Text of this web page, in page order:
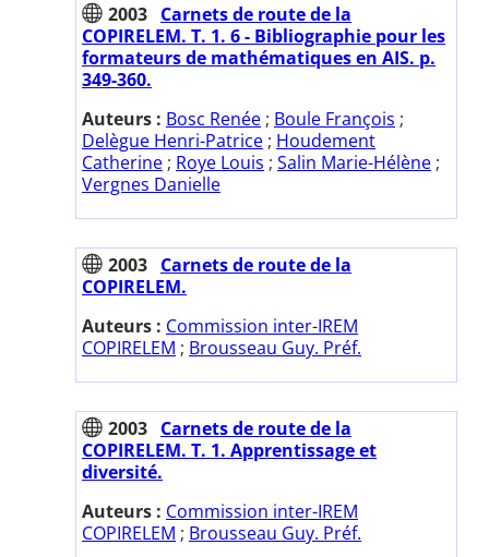
2003 Carnets de route de la
COPIRELEM. T. 1. 6 - Bibliographie pour les
formateurs de mathématiques en AIS. p.
349-360.
Auteurs : Bosc Renée ; Boule François ;
Delègue Henri-Patrice ; Houdement
Catherine ; Roye Louis ; Salin Marie-Hélène ;
Vergnes Danielle
2003 Carnets de route de la
COPIRELEM.
Auteurs : Commission inter-IREM
COPIRELEM ; Brousseau Guy. Préf.
2003 Carnets de route de la
COPIRELEM. T. 1. Apprentissage et
diversité.
Auteurs : Commission inter-IREM
COPIRELEM ; Brousseau Guy. Préf.